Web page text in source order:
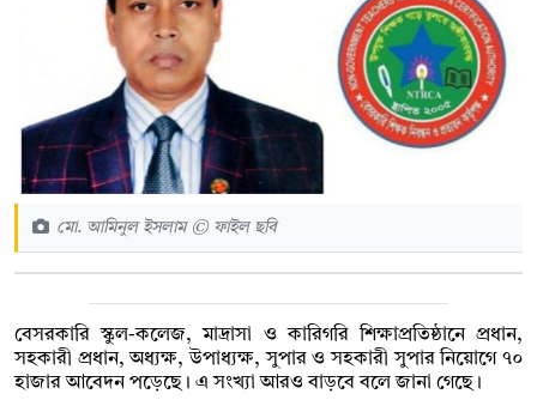
মো. আমিনুল ইসলাম © ফাইল ছবি
বেসরকারি স্কুল-কলেজ, মাদ্রাসা ও কারিগরি শিক্ষাপ্রতিষ্ঠানে প্রধান,
সহকারী প্রধান, অধ্যক্ষ, উপাধ্যক্ষ, সুপার ও সহকারী সুপার নিয়োগে ৭০
হাজার আবেদন পড়েছে। এ সংখ্যা আরও বাড়বে বলে জানা গেছে।